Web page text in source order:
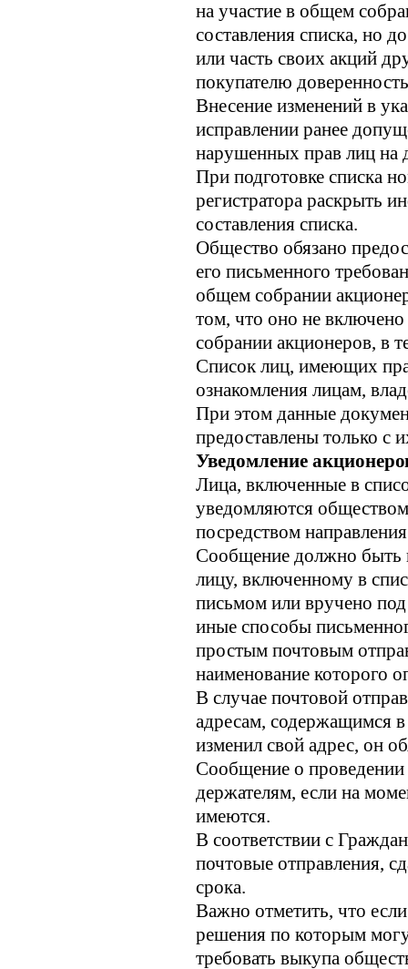
на участие в общем
составления списка, но
или часть своих акций
покупателю
Внесение изменений в
исправлении ранее
нарушенных прав лиц на
При подготовке списка
регистратора раскрыть
составления списка.
Общество обязано
его письменного
общем собрании
том, что оно не
собрании акционеров, в
Список лиц, имеющих
ознакомления лицам,
При этом данные
предоставлены только с
Уведомление
Лица, включенные в
уведомляются
посредством
Сообщение должно быть
лицу, включенному в
письмом или вручено
иные способы
простым почтовым
наименование которого
В случае почтовой
адресам, содержащимся в
изменил свой адрес, он
Сообщение о проведении
держателям, если на
имеются.
В соответствии с
почтовые отправления,
срока.
Важно отметить, что
решения по которым
требовать выкупа